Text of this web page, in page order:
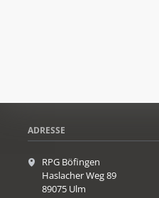
ADRESSE
RPG Böfingen
Haslacher Weg 89
89075 Ulm